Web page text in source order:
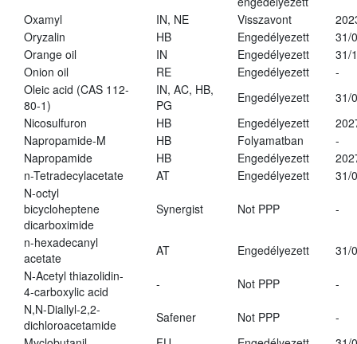
Oxamyl
IN, NE Visszavont
Oryzalin
HB Engedélyezett
31/
Orange oil
IN Engedélyezett
31/
Onion oil
RE Engedélyezett
-
Oleic acid (CAS 112-
80-1)
IN, AC, HB,
PG
Engedélyezett
31/
Nicosulfuron
HB Engedélyezett
Napropamide-M
HB Folyamatban
-
Napropamide
HB Engedélyezett
n-Tetradecylacetate
AT Engedélyezett
31/
N-octyl
bicycloheptene
dicarboximide
Synergist Not PPP -
n-hexadecanyl
acetate
AT Engedélyezett
31/
N-Acetyl thiazolidin-
4-carboxylic acid
- Not PPP
-
N,N-Diallyl-2,2-
dichloroacetamide
Safener Not PPP
-